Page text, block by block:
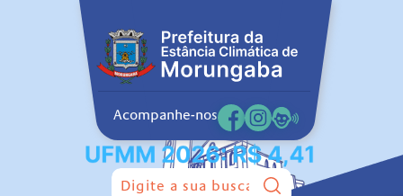
Acompanhe-nos
Pesquisar: